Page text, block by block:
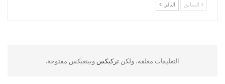
السابق التالي
التعليقات مغلقة، ولكن تركبكس وبينغبكس مفتوحة.